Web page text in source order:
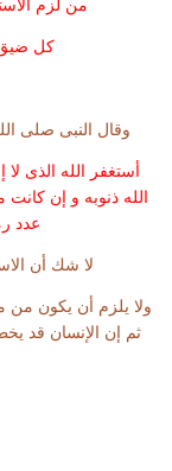
من لزم
كل
وقال النبى صلى
أستغفر الله الذى لا
الله ذنوبه و إن
عدد
لا شك أن
ولا يلزم أن يكون من
ثم إن الإنسان قد